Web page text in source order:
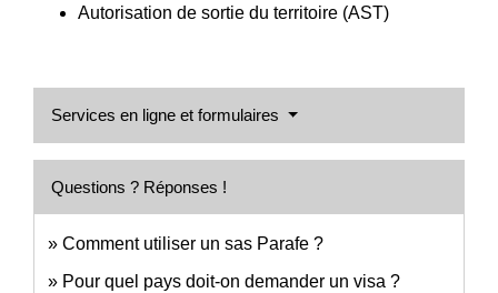
Autorisation de sortie du territoire (AST)
Services en ligne et formulaires
Questions ? Réponses !
Comment utiliser un sas Parafe ?
Pour quel pays doit-on demander un visa ?